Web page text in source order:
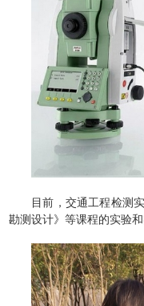
目前，交通工程检测
勘测设计》等课程的实验和